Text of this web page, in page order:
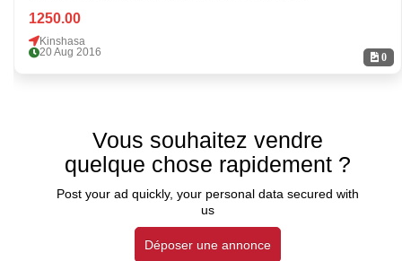
0
1250.00
Kinshasa
20 Aug 2016
Vous souhaitez vendre
quelque chose rapidement ?
Post your ad quickly, your personal data secured with
us
Déposer une annonce